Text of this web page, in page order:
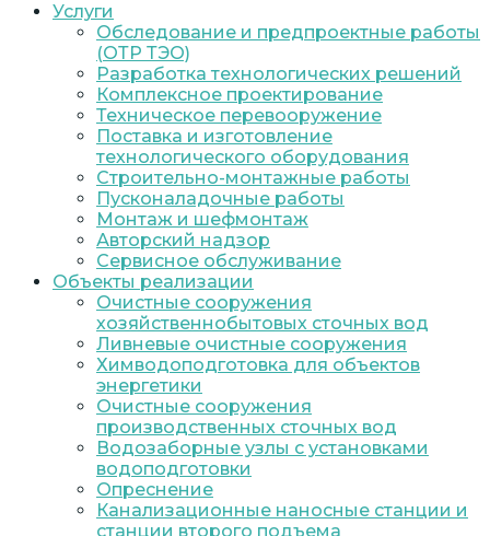
Услуги
Обследование и предпроектные работы
(ОТР ТЭО)
Разработка технологических решений
Комплексное проектирование
Техническое перевооружение
Поставка и изготовление
технологического оборудования
Строительно-монтажные работы
Пусконаладочные работы
Монтаж и шефмонтаж
Авторский надзор
Сервисное обслуживание
Объекты реализации
Очистные сооружения
хозяйственнобытовых сточных вод
Ливневые очистные сооружения
Химводоподготовка для объектов
энергетики
Очистные сооружения
производственных сточных вод
Водозаборные узлы с установками
водоподготовки
Опреснение
Канализационные наносные станции и
станции второго подъема